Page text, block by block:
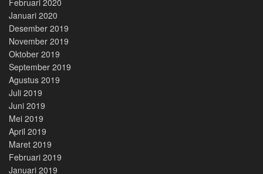
Januari 2020
Desember 2019
November 2019
Oktober 2019
September 2019
Agustus 2019
Juli 2019
Juni 2019
Mei 2019
April 2019
Maret 2019
Februari 2019
Januari 2019